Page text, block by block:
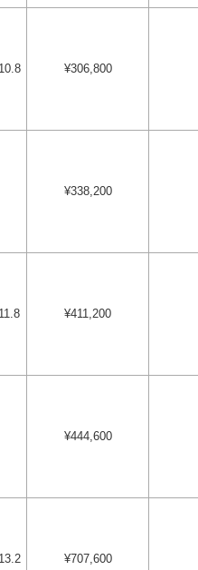
¥306,800
¥338,200
¥411,200
¥444,600
¥707,600